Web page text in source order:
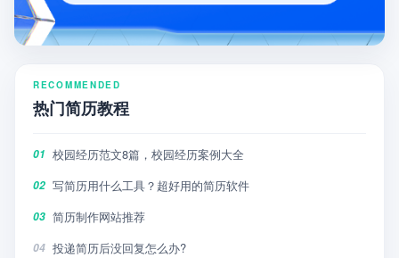
RECOMMENDED
热门简历教程
01 校园经历范文8篇，校园经历案例大全
02 写简历用什么工具？超好用的简历软件
03 简历制作网站推荐
04 投递简历后没回复怎么办?